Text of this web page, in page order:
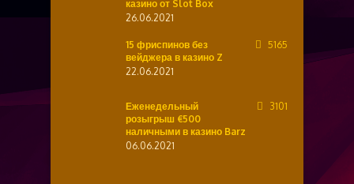
казино от Slot Box
26.06.2021
15 фриспинов без
вейджера в казино Z
22.06.2021
5165
Еженедельный
розыгрыш €500
наличными в казино Barz
06.06.2021
3101